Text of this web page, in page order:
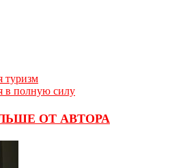
туризм
в полную силу
ОТ АВТОРА